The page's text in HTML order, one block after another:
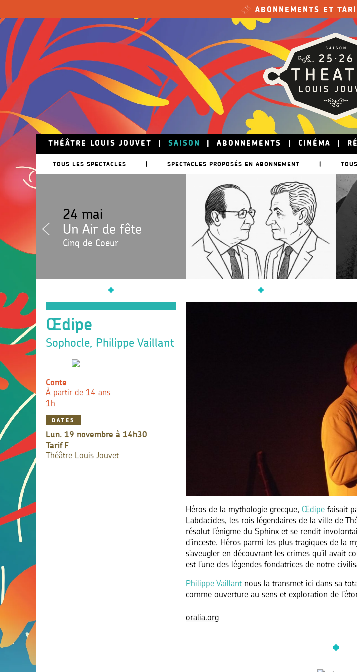
ABONNEMENTS ET
THÉÂTRE LOUIS JOUVET SAISON ABONNEMENTS CINÉMA
TOUS LES SPECTACLES | SPECTACLES PROPOSÉS EN ABONNEMENT |
24 mai
Un Air de fête
Cinq de Coeur
Œdipe
Sophocle, Philippe Vaillant
Conte
À partir de 14 ans
1h
DATES
lun. 19 novembre à 14h30
TarifF
Théâtre Louis Jouvet
Héros de la mythologie grecque, Œdipe faisait
Labdacides, les rois légendaires de la ville de
résolut l’énigme du Sphinx et se rendit
d’inceste. Héros parmi les plus tragiques de la
s’aveugler en découvrant les crimes qu’il avait
est l’une des légendes fondatrices de notre
Philippe Vaillant nous la transmet ici dans sa
comme ouverture au sens et exploration de
oralia.org